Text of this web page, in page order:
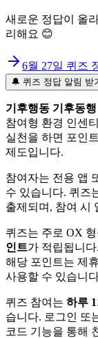
새로운 정답이 올
리해요 😊
6월 27일 퀴즈
🔔 퀴즈 정답 알림 받
기후행동 기후동
참여형 환경 인센
실천을 하면 포인
제도입니다.
참여자는 전용 앱
수 있습니다. 퀴즈
출제되며, 참여 시
퀴즈는 주로 OX
인트가 적립됩니
해당 포인트는 제
사용할 수 있습니
퀴즈 참여는 하루
습니다. 로그인 또
코드 기능을 통해